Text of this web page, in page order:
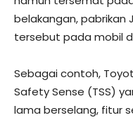
belakangan,
tersebut pada mobil
Sebagai contoh,
Safety Sense (TSS)
lama berselang, fitur